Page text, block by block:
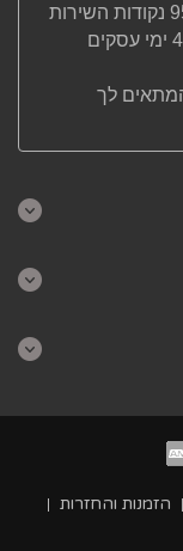
ניתן לאסוף משלוחים גם באחת מ-950 נקודות השירות
של צ'יטה שופס בכל רחבי הארץ תוך 4 ימי עסקים
לך
הזמנות והחזרות